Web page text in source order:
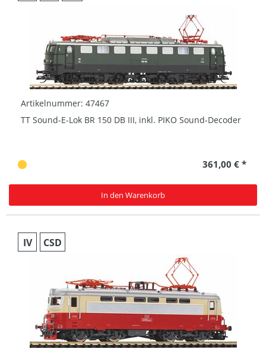
Artikelnummer: 47467
TT Sound-E-Lok BR 150 DB III, inkl. PIKO Sound-Decoder
361,00 € *
In den Warenkorb
IV CSD